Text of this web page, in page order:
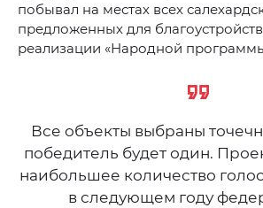
побывал на местах всех
предложенных для
реализации «Народной
Все объекты выбраны
победитель будет один.
наибольшее количество
в следующем году